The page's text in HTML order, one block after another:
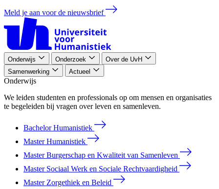
Meld je aan voor de nieuwsbrief
Onderwijs Onderzoek
Over de UvH
Samenwerking
Actueel
Onderwijs
We leiden studenten en professionals op om mensen en organisaties
te begeleiden bij vragen over leven en samenleven.
Bachelor Humanistiek
Master Humanistiek
Master Burgerschap en Kwaliteit van Samenleven
Master Sociaal Werk en Sociale Rechtvaardigheid
Master Zorgethiek en Beleid